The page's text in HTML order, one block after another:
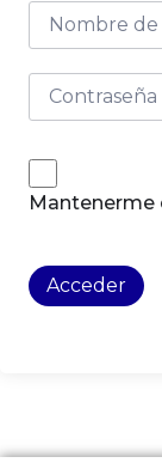
Mantenerme
Acceder